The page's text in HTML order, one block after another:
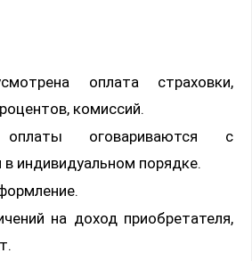
оплата страховки,
комиссий.
оплаты оговариваются с
индивидуальном порядке.
на доход приобретателя,